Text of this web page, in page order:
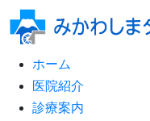
ホーム
医院紹介
診療案内